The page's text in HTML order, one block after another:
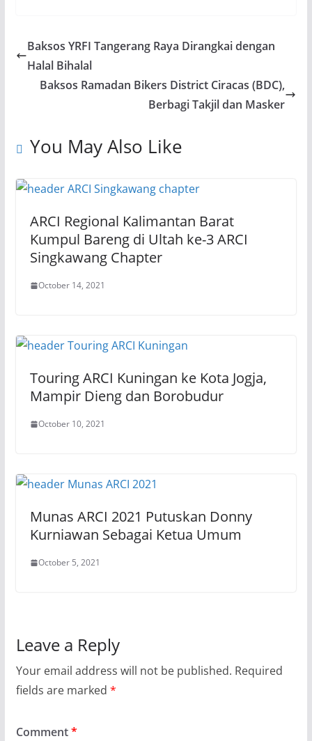
Baksos YRFI Tangerang Raya Dirangkai dengan
Halal Bihalal
Baksos Ramadan Bikers District Ciracas (BDC),
Berbagi Takjil dan Masker
You May Also Like
ARCI Regional Kalimantan Barat
Kumpul Bareng di Ultah ke-3 ARCI
Singkawang Chapter
October 14, 2021
Touring ARCI Kuningan ke Kota Jogja,
Mampir Dieng dan Borobudur
October 10, 2021
Munas ARCI 2021 Putuskan Donny
Kurniawan Sebagai Ketua Umum
October 5, 2021
Leave a Reply
Your email address will not be published. Required
fields are marked *
Comment*